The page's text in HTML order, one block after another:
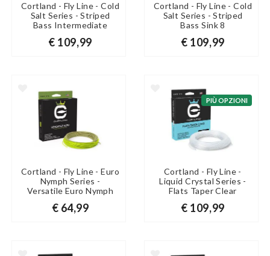
Cortland - Fly Line - Cold
Salt Series - Striped
Bass Intermediate
€ 109,99
Cortland - Fly Line - Cold
Salt Series - Striped
Bass Sink 8
€ 109,99
Cortland - Fly Line - Euro
Nymph Series -
Versatile Euro Nymph
€ 64,99
PIÙ OPZIONI
Cortland - Fly Line -
Liquid Crystal Series -
Flats Taper Clear
€ 109,99